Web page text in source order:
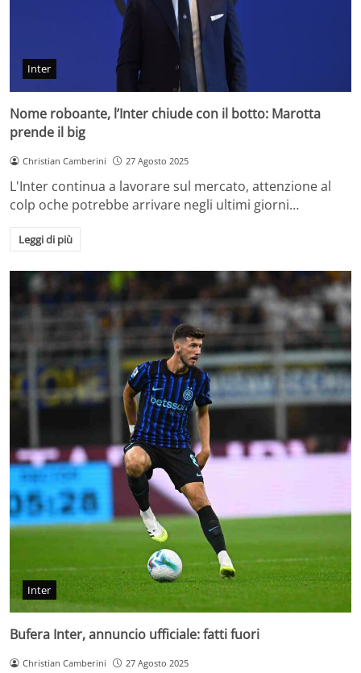
Inter
Nome roboante, l’Inter chiude con il botto: Marotta
prende il big
Christian Camberini 27 Agosto 2025
L'Inter continua a lavorare sul mercato, attenzione al
colp oche potrebbe arrivare negli ultimi giorni…
Leggi di più
Inter
Bufera Inter, annuncio ufficiale: fatti fuori
Christian Camberini 27 Agosto 2025